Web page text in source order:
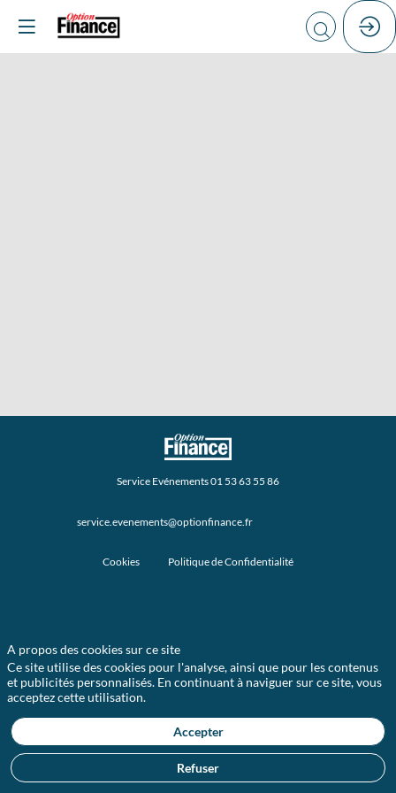
Service Evénements 01 53 63 55 86
service.evenements@optionfinance.fr
Cookies Politique de Confidentialité
A propos des cookies sur ce site
Ce site utilise des cookies pour l'analyse, ainsi que pour les contenus
et publicités personnalisés. En continuant à naviguer sur ce site, vous
acceptez cette utilisation.
Accepter
Refuser